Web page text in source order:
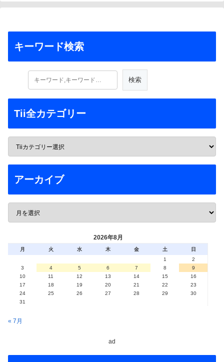
キーワード検索
Tii全カテゴリー
アーカイブ
2026年8月
月 火 水 木 金 土
日
1
2
3
4 5 6 7 8
9
10
11 12 13 14 15
16
17
18 19 20 21 22
23
24
25 26 27 28 29
30
31
« 7月
ad